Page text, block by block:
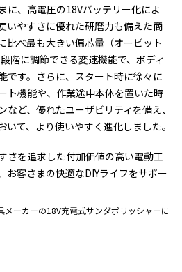
に、高電圧の18Vバッテリー化によ
いやすさに優れた研磨力も備えた商
比べ最も大きい偏芯量（オービット
階に調節できる変速機能で、ボディ
です。さらに、スタート時に徐々に
ト機能や、作業途中本体を置いた時
ど、優れたユーザビリティを備え、
て、より使いやすく進化しました。
さを追求した付加価値の高い電動工
お客さまの快適なDIYライフをサポー
ーカーの18V充電式サンダポリッシャーに